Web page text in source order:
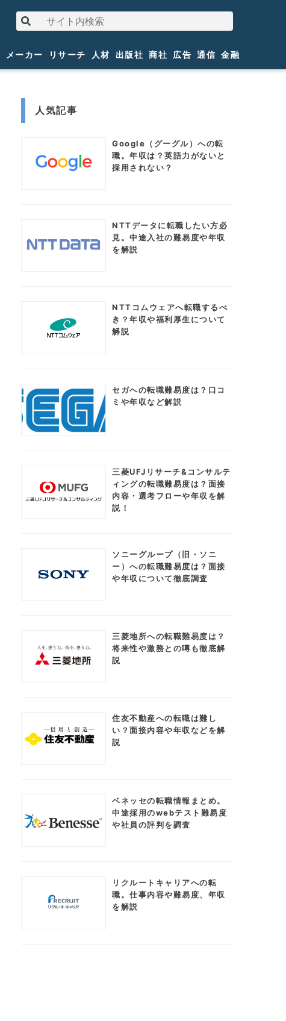
メーカー リサーチ 人材 出版社 商社 広告 通信 金融
人気記事
Google（グーグル）への転
職。年収は？英語力がないと
採用されない？
NTTデータに転職したい方必
見。中途入社の難易度や年収
を解説
NTTコムウェアへ転職するべ
き？年収や福利厚生について
解説
セガへの転職難易度は？口コ
ミや年収など解説
三菱UFJリサーチ&コンサルテ
ィングの転職難易度は？面接
内容・選考フローや年収を解
説！
ソニーグループ（旧・ソニ
ー）への転職難易度は？面接
や年収について徹底調査
三菱地所への転職難易度は？
将来性や激務との噂も徹底解
説
住友不動産への転職は難し
い？面接内容や年収などを解
説
ベネッセの転職情報まとめ。
中途採用のwebテスト難易度
や社員の評判を調査
リクルートキャリアへの転
職。仕事内容や難易度、年収
を解説